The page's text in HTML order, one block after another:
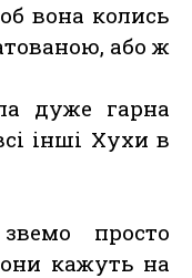
вона колись
або ж
дуже гарна
інші Хухи в
просто
кажуть на